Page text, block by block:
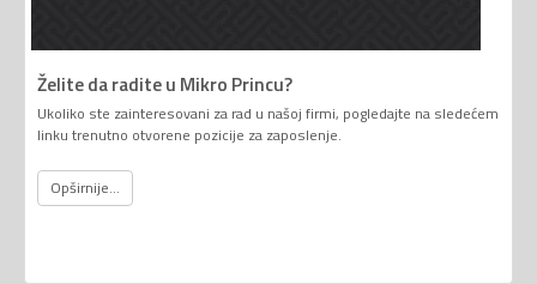
Želite da radite u Mikro Princu?
Ukoliko ste zainteresovani za rad u našoj firmi, pogledajte na sledećem
linku trenutno otvorene pozicije za zaposlenje.
Opširnije...